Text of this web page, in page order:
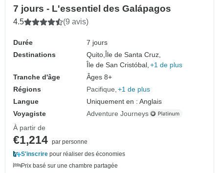
7 jours - L'essentiel des Galápagos
4.5 (9 avis)
Durée
7 jours
Destinations
Quito, Île de Santa Cruz,
Île de San Cristóbal, +1 de plus
Tranche d'âge
Âges 8+
Régions
Pacifique +1 de plus
Langue
Uniquement en : Anglais
Voyagiste
Adventure Journeys
À partir de
€1,214 par personne
S'inscrire pour réaliser des économies
Prix basé sur une chambre partagée